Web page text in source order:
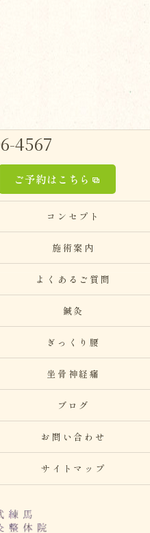
4567
ご予約はこちら
コンセプト
施術案内
よくあるご質問
鍼灸
ぎっくり腰
坐骨神経痛
ブログ
お問い合わせ
サイトマップ